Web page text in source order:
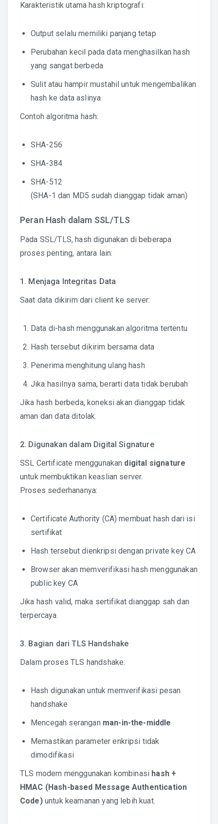
Karakteristik utama hash kriptografi:
Output selalu memiliki panjang tetap
Perubahan kecil pada data menghasilkan hash
yang sangat berbeda
Sulit atau hampir mustahil untuk mengembalikan
hash ke data aslinya
Contoh algoritma hash:
SHA-256
SHA-384
SHA-512
(SHA-1 dan MD5 sudah dianggap tidak aman)
Peran Hash dalam SSL/TLS
Pada SSL/TLS, hash digunakan di beberapa
proses penting, antara lain:
1. Menjaga Integritas Data
Saat data dikirim dari client ke server:
Data di-hash menggunakan algoritma tertentu
Hash tersebut dikirim bersama data
Penerima menghitung ulang hash
Jika hasilnya sama, berarti data tidak berubah
Jika hash berbeda, koneksi akan dianggap tidak
aman dan data ditolak.
2. Digunakan dalam Digital Signature
SSL Certificate menggunakan digital signature
untuk membuktikan keaslian server.
Proses sederhananya:
Certificate Authority (CA) membuat hash dari isi
sertifikat
Hash tersebut dienkripsi dengan private key CA
Browser akan memverifikasi hash menggunakan
public key CA
Jika hash valid, maka sertifikat dianggap sah dan
terpercaya.
3. Bagian dari TLS Handshake
Dalam proses TLS handshake:
Hash digunakan untuk memverifikasi pesan
handshake
Mencegah serangan man-in-the-middle
Memastikan parameter enkripsi tidak
dimodifikasi
TLS modern menggunakan kombinasi hash +
HMAC (Hash-based Message Authentication
Code)untuk keamanan yang lebih kuat.